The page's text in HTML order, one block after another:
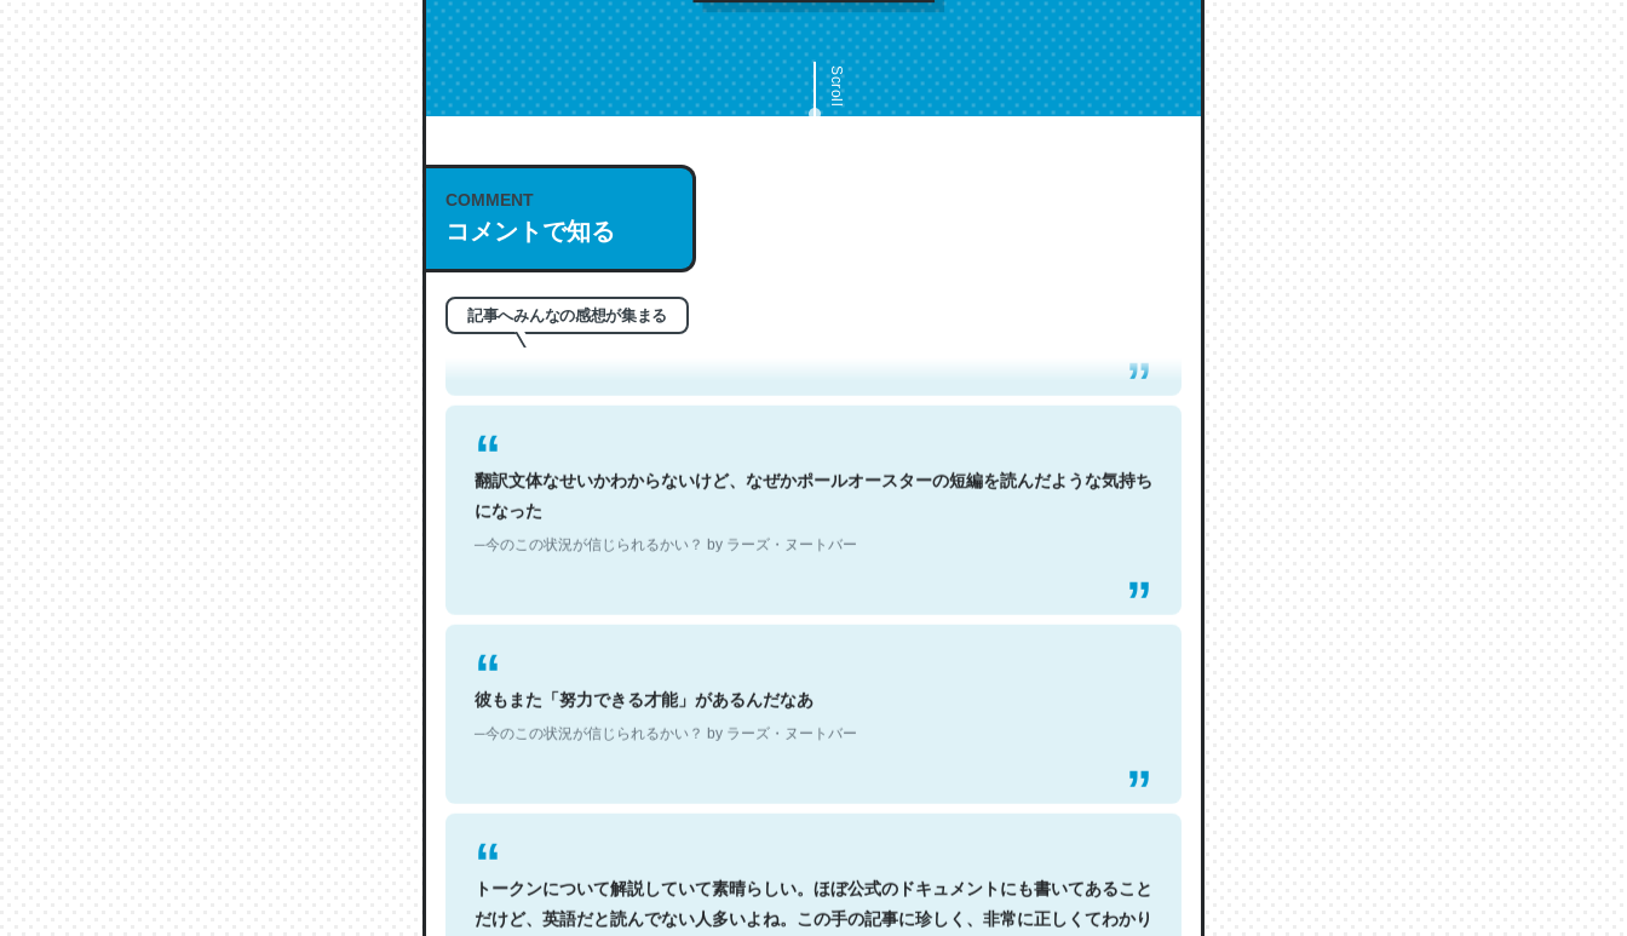
Scroll
COMMENT
コメントで知る
記事へみんなの感想が集まる
これは名文。彼はとてもクレバーなんだろうなと凄く思う。英語少しでも読める人は原文
もお勧め。自分はこの流れ好き。Let’s Fucking Go. Then Covid hit. Shit.
─今のこの状況が信じられるかい？ by ラーズ・ヌートバー
翻訳文体なせいかわからないけど、なぜかポールオースターの短編を読んだような気持ち
になった
─今のこの状況が信じられるかい？ by ラーズ・ヌートバー
彼もまた「努力できる才能」があるんだなあ
─今のこの状況が信じられるかい？ by ラーズ・ヌートバー
トークンについて解説していて素晴らしい。ほぼ公式のドキュメントにも書いてあること
だけど、英語だと読んでない人多いよね。この手の記事に珍しく、非常に正しくてわかり
やすい解説なので続編にも期待。